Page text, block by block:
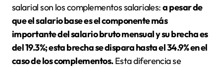
salarial son los complementos salariales:a pesar de
que el salario base es el componente más
importante del salario bruto mensual y su brecha es
del 19.3%; esta brecha se dispara hasta el 34.9% en el
caso de los complementos.Esta diferencia se